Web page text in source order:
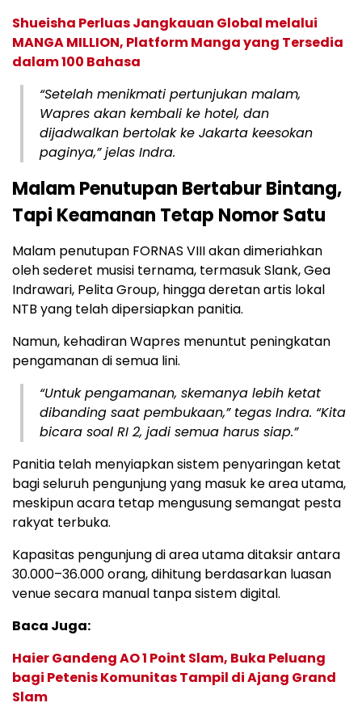
Shueisha Perluas Jangkauan Global melalui
MANGA MILLION, Platform Manga yang Tersedia
dalam 100 Bahasa
“Setelah menikmati pertunjukan malam,
Wapres akan kembali ke hotel, dan
dijadwalkan bertolak ke Jakarta keesokan
paginya,” jelas Indra.
Malam Penutupan Bertabur Bintang,
Tapi Keamanan Tetap Nomor Satu
Malam penutupan FORNAS VIII akan dimeriahkan
oleh sederet musisi ternama, termasuk Slank, Gea
Indrawari, Pelita Group, hingga deretan artis lokal
NTB yang telah dipersiapkan panitia.
Namun, kehadiran Wapres menuntut peningkatan
pengamanan di semua lini.
“Untuk pengamanan, skemanya lebih ketat
dibanding saat pembukaan,” tegas Indra. “Kita
bicara soal RI 2, jadi semua harus siap.”
Panitia telah menyiapkan sistem penyaringan ketat
bagi seluruh pengunjung yang masuk ke area utama,
meskipun acara tetap mengusung semangat pesta
rakyat terbuka.
Kapasitas pengunjung di area utama ditaksir antara
30.000–36.000 orang, dihitung berdasarkan luasan
venue secara manual tanpa sistem digital.
Baca Juga:
Haier Gandeng AO 1 Point Slam, Buka Peluang
bagi Petenis Komunitas Tampil di Ajang Grand
Slam